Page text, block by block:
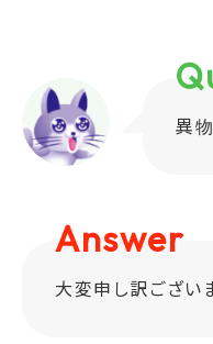
異
Answer
大変申し訳ござい